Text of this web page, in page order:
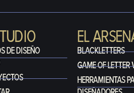
DE DISEÑO
EL
BLACKLETTERS
GAME OF LETTER
HERRAMIENTAS